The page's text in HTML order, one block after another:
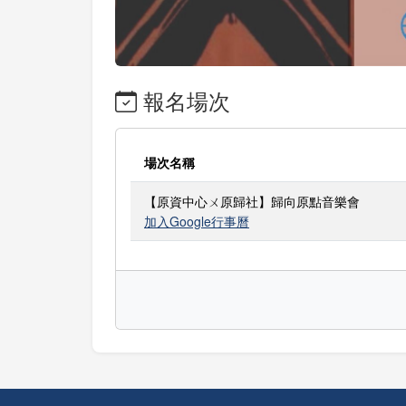
報名場次
場次名稱
【原資中心ㄨ原歸社】歸向原點音樂會
加入Google行事曆